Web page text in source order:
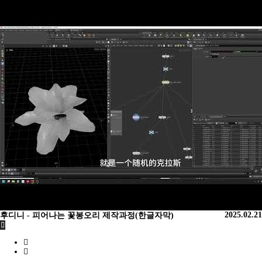
2025.02.21
후디니 - 피어나는 꽃봉오리 제작과정(한글자막)